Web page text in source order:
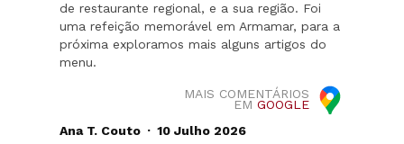
de restaurante regional, e a sua região. Foi
uma refeição memorável em Armamar, para a
próxima exploramos mais alguns artigos do
menu.
MAIS COMENTÁRIOS
EM GOOGLE
Ana T. Couto . 10 Julho 2026